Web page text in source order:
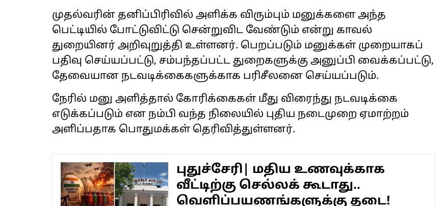
முதல்வரின் தனிப்பிரிவில் அளிக்க விரும்பும் மனுக்களை அந்த
பெட்டியில் போட்டுவிட்டு சென்றுவிட வேண்டும் என்று காவல்
துறையினர் அறிவுறுத்தி உள்ளனர். பெறப்படும் மனுக்கள் முறையாகப்
பதிவு செய்யப்பட்டு, சம்பந்தப்பட்ட துறைகளுக்கு அனுப்பி வைக்கப்பட்டு,
தேவையான நடவடிக்கைகளுக்காக பரிசீலனை செய்யப்படும்.
நேரில் மனு அளித்தால் கோரிக்கைகள் மீது விரைந்து நடவடிக்கை
எடுக்கப்படும் என நம்பி வந்த நிலையில் புதிய நடைமுறை ஏமாற்றம்
அளிப்பதாக பொதுமக்கள் தெரிவித்துள்ளனர்.
புதுச்சேரி| மதிய உணவுக்காக
வீட்டிற்கு செல்லக் கூடாது..
வெளிப்பயணங்களுக்கு தடை!